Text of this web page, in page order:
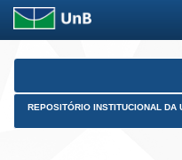
Skip
REPOSITÓRIO INSTITUCIONAL DA